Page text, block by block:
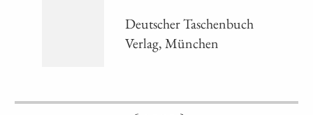
Deutscher Taschenbuch
Verlag, München